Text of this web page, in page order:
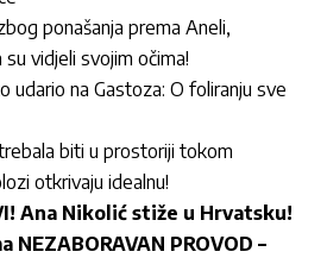
ponašanja prema Aneli,
vidjeli svojim očima!
udario na Gastoza: O foliranju sve
biti u prostoriji tokom
otkrivaju idealnu!
Ana Nikolić stiže u Hrvatsku!
NEZABORAVAN PROVOD –